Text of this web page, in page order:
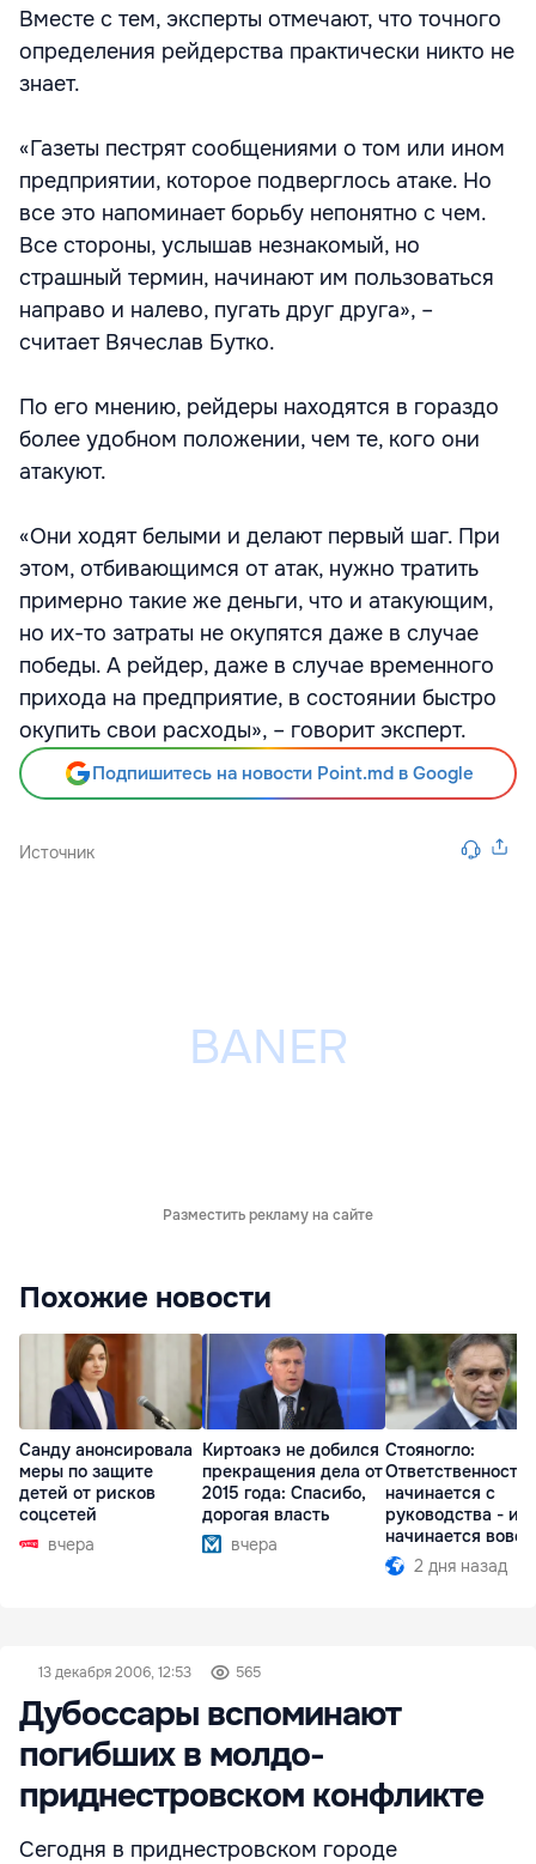
Вместе с тем, эксперты отмечают, что точного
определения рейдерства практически никто не
знает.
«Газеты пестрят сообщениями о том или ином
предприятии, которое подверглось атаке. Но
все это напоминает борьбу непонятно с чем.
Все стороны, услышав незнакомый, но
страшный термин, начинают им пользоваться
направо и налево, пугать друг друга», –
считает Вячеслав Бутко.
По его мнению, рейдеры находятся в гораздо
более удобном положении, чем те, кого они
атакуют.
«Они ходят белыми и делают первый шаг. При
этом, отбивающимся от атак, нужно тратить
примерно такие же деньги, что и атакующим,
но их-то затраты не окупятся даже в случае
победы. А рейдер, даже в случае временного
прихода на предприятие, в состоянии быстро
окупить свои расходы», – говорит эксперт.
Подпишитесь на новости Point.md в Google
Источник
Разместить рекламу на сайте
Похожие новости
Санду анонсировала
меры по защите
детей от рисков
соцсетей
вчера
Киртоакэ не добился
прекращения дела от
2015 года: Спасибо,
дорогая власть
вчера
Стояногло:
Ответственность
начинается с
руководства -
начинается вовсе
2 дня назад
13 декабря 2006, 12:53 565
Дубоссары вспоминают
погибших в молдо-
приднестровском конфликте
Сегодня в приднестровском городе